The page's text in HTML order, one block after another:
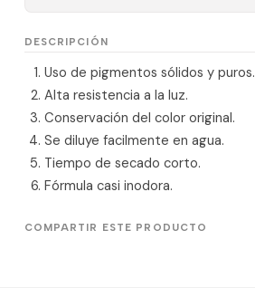
DESCRIPCIÓN
Uso de pigmentos sólidos y puros.
Alta resistencia a la luz.
Conservación del color original.
Se diluye facilmente en agua.
Tiempo de secado corto.
Fórmula casi inodora.
COMPARTIR ESTE PRODUCTO